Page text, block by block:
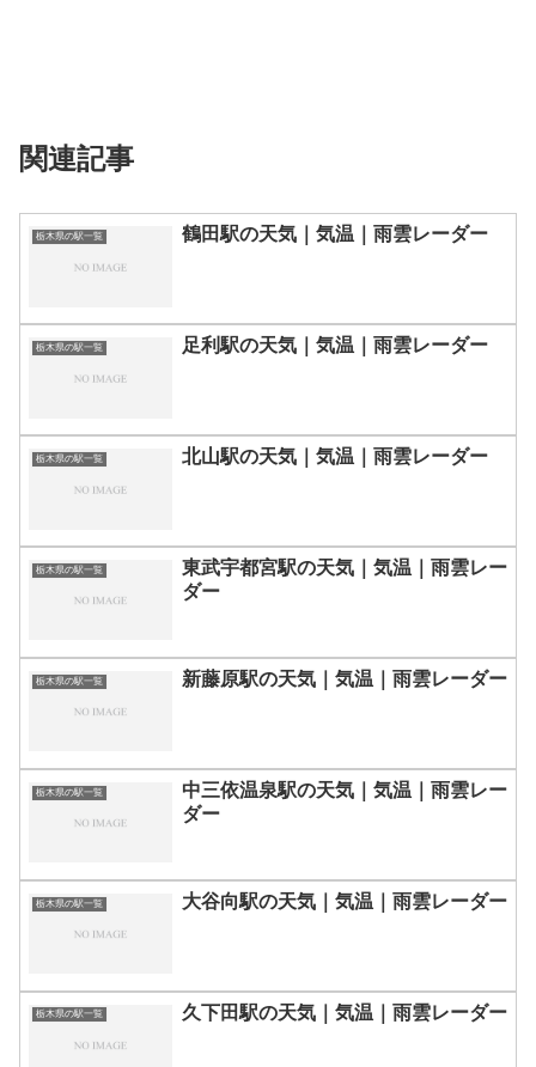
関連記事
栃木県の駅一覧 鶴田駅の天気｜気温｜雨雲レーダー
栃木県の駅一覧 足利駅の天気｜気温｜雨雲レーダー
栃木県の駅一覧 北山駅の天気｜気温｜雨雲レーダー
栃木県の駅一覧
東武宇都宮駅の天気｜気温｜雨雲レー
ダー
栃木県の駅一覧 新藤原駅の天気｜気温｜雨雲レーダー
栃木県の駅一覧
中三依温泉駅の天気｜気温｜雨雲レー
ダー
栃木県の駅一覧 大谷向駅の天気｜気温｜雨雲レーダー
栃木県の駅一覧 久下田駅の天気｜気温｜雨雲レーダー